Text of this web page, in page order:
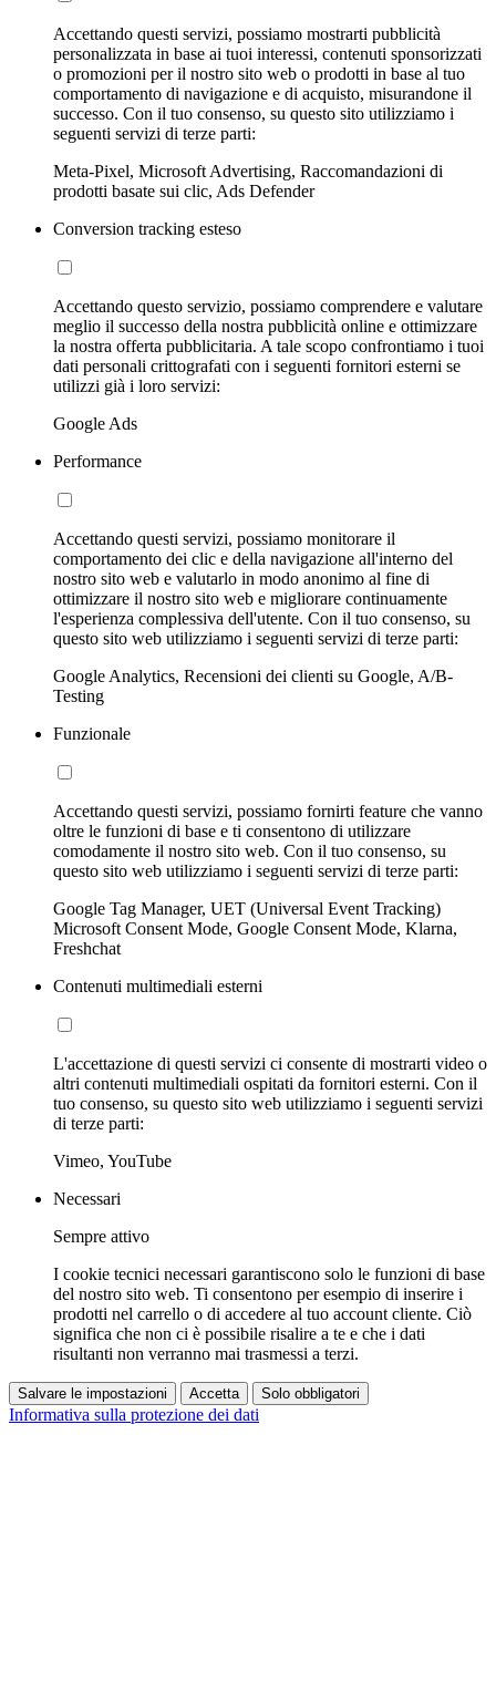
Accettando questi servizi, possiamo mostrarti pubblicità
personalizzata in base ai tuoi interessi, contenuti sponsorizzati
o promozioni per il nostro sito web o prodotti in base al tuo
comportamento di navigazione e di acquisto, misurandone il
successo. Con il tuo consenso, su questo sito utilizziamo i
seguenti servizi di terze parti:
Meta-Pixel, Microsoft Advertising, Raccomandazioni di
prodotti basate sui clic, Ads Defender
Conversion tracking esteso
Accettando questo servizio, possiamo comprendere e valutare
meglio il successo della nostra pubblicità online e ottimizzare
la nostra offerta pubblicitaria. A tale scopo confrontiamo i tuoi
dati personali crittografati con i seguenti fornitori esterni se
utilizzi già i loro servizi:
Google Ads
Performance
Accettando questi servizi, possiamo monitorare il
comportamento dei clic e della navigazione all'interno del
nostro sito web e valutarlo in modo anonimo al fine di
ottimizzare il nostro sito web e migliorare continuamente
l'esperienza complessiva dell'utente. Con il tuo consenso, su
questo sito web utilizziamo i seguenti servizi di terze parti:
Google Analytics, Recensioni dei clienti su Google, A/B-
Testing
Funzionale
Accettando questi servizi, possiamo fornirti feature che vanno
oltre le funzioni di base e ti consentono di utilizzare
comodamente il nostro sito web. Con il tuo consenso, su
questo sito web utilizziamo i seguenti servizi di terze parti:
Google Tag Manager, UET (Universal Event Tracking)
Microsoft Consent Mode, Google Consent Mode, Klarna,
Freshchat
Contenuti multimediali esterni
L'accettazione di questi servizi ci consente di mostrarti video o
altri contenuti multimediali ospitati da fornitori esterni. Con il
tuo consenso, su questo sito web utilizziamo i seguenti servizi
di terze parti:
Vimeo, YouTube
Necessari
Sempre attivo
I cookie tecnici necessari garantiscono solo le funzioni di base
del nostro sito web. Ti consentono per esempio di inserire i
prodotti nel carrello o di accedere al tuo account cliente. Ciò
significa che non ci è possibile risalire a te e che i dati
risultanti non verranno mai trasmessi a terzi.
Salvare le impostazioni Accetta Solo obbligatori
Informativa sulla protezione dei dati